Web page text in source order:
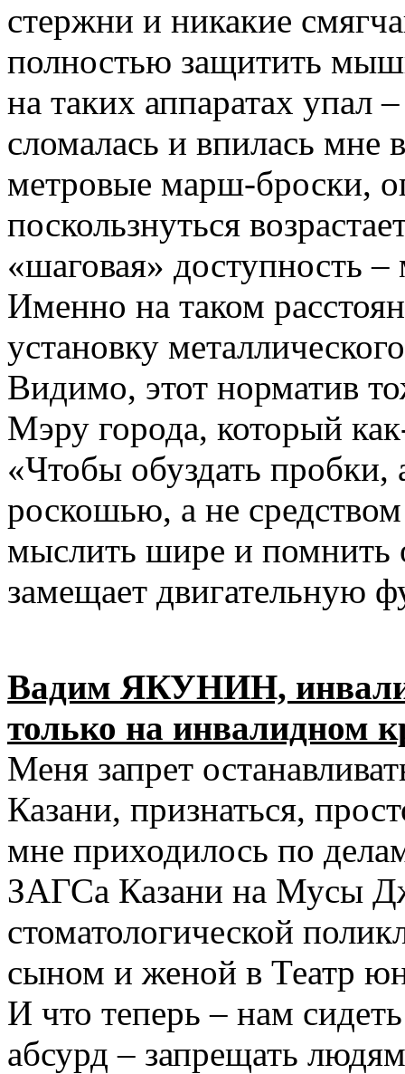
стержни и никакие
полностью защитить
на таких аппаратах упал
сломалась и впилась мне
метровые марш-броски,
поскользнуться
«шаговая» доступность
Именно на таком
установку
Видимо, этот норматив
Мэру города, который
«Чтобы обуздать пробки,
роскошью, а не
мыслить шире и помнить
замещает двигательную
Вадим ЯКУНИН,
только на инвалидном
Меня запрет
Казани, признаться,
мне приходилось по
ЗАГСа Казани на Мусы
стоматологической
сыном и женой в Театр
И что теперь – нам
абсурд – запрещать